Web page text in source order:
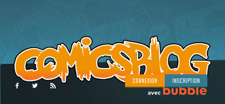
CONNEXION INSCRIPTION